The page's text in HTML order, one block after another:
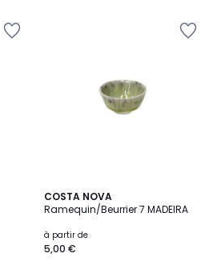
COSTA NOVA
Ramequin/Beurrier 7 MADEIRA
à partir de
5,00 €
4
Couleurs